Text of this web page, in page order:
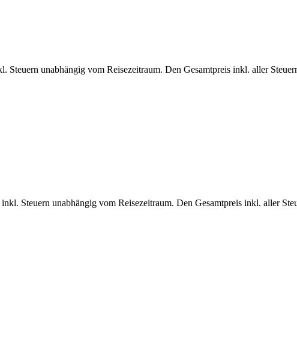
unabhängig vom Reisezeitraum. Den Gesamtpreis inkl. aller
Steuern unabhängig vom Reisezeitraum. Den Gesamtpreis inkl. aller